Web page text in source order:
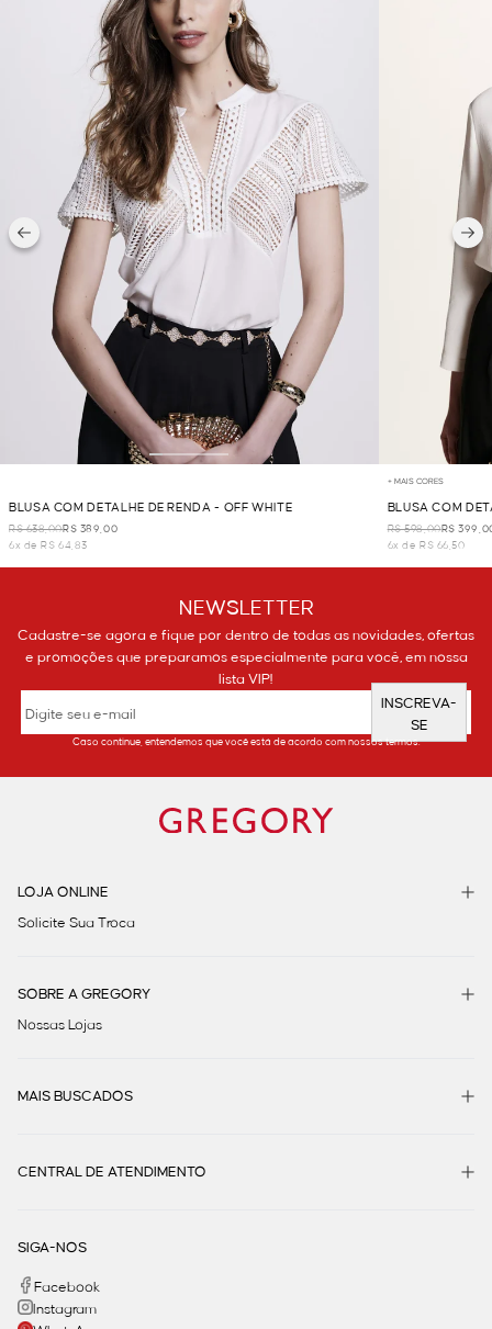
BLUSA COM DETALHE DE RENDA - OFF WHITE
R$ 638,00R$ 389,00
6x de R$ 64,83
+ MAIS CORES
BLUSA COM
R$ 598,00R$
6x de R$ 66,50
NEWSLETTER
Cadastre-se agora e fique por dentro de todas as novidades, ofertas
e promoções que preparamos especialmente para você, em nossa
lista VIP!
INSCREVA-
SE
Caso continue, entendemos que você está de acordo com nossos termos.
LOJA ONLINE
Solicite Sua Troca
SOBRE A GREGORY
Nossas Lojas
MAIS BUSCADOS
CENTRAL DE ATENDIMENTO
SIGA-NOS
Facebook
Instagram